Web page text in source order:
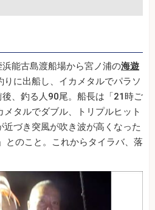
能古島渡船場から宮ノ浦の海遊
に出船し、イカメタルでパラソ
、釣る人90尾。船長は「21時ご
タルでダブル、トリプルヒット
づき突風が吹き波が高くなった
とのこと。これからタイラバ、落